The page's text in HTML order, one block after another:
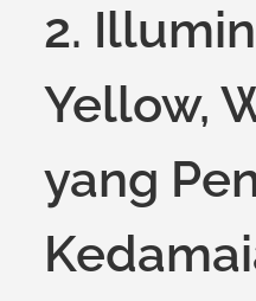
2.
Yellow,
yang